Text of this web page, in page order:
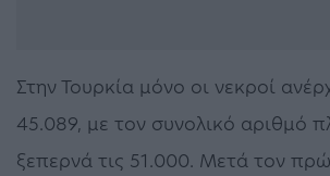
Στην Τουρκία μόνο οι νεκροί
45.089, με τον συνολικό αριθμό
ξεπερνά τις 51.000. Μετά τον